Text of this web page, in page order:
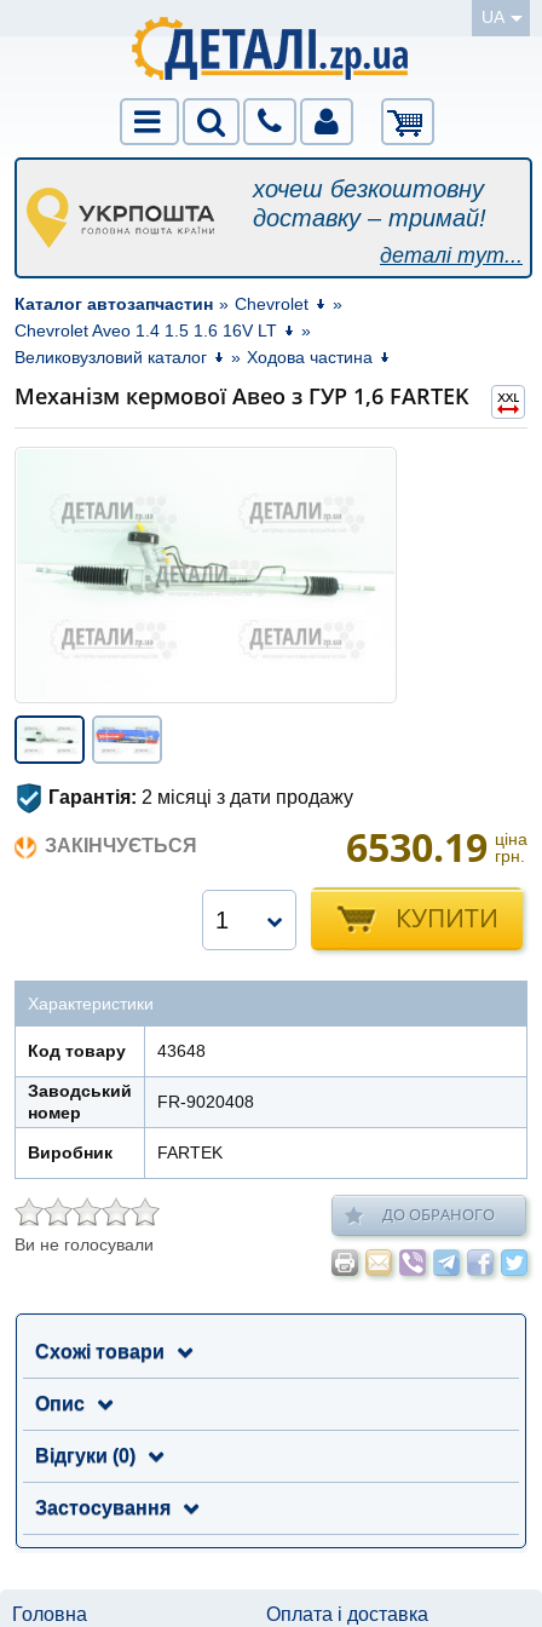
UA
хочеш безкоштовну
доставку – тримай!
деталі тут...
Каталог автозапчастин » Chevrolet
»
Chevrolet Aveo 1.4 1.5 1.6 16V LT
»
Великовузловий каталог
» Ходова частина
Механізм кермової Авео з ГУР 1,6 FARTEK
Гарантія: 2 місяці з дати продажу
ЗАКІНЧУЄТЬСЯ 6530.19 ціна
грн.
КУПИТИ
1
Характеристики
Код товару 43648
Заводський
номер
FR-9020408
Виробник FARTEK
Ви не голосували
ДО ОБРАНОГО
Схожі товари
Опис
Відгуки (0)
Застосування
Головна Оплата і доставка